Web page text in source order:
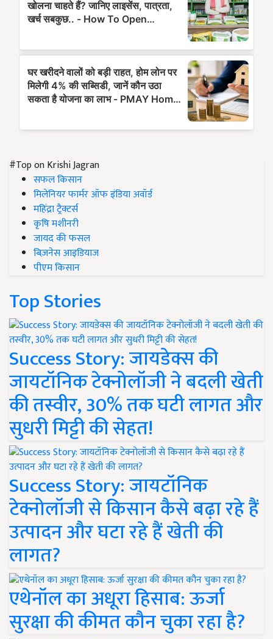
#Top on Krishi Jagran
सफल किसान
मिलेनियर फार्मर ऑफ इंडिया अवॉर्ड
महिंद्रा ट्रैक्टर्स
कृषि मशीनरी
जायद की फसल
बिज़नेस आइडियाज
पीएम किसान
Top Stories
Success Story: जायडेक्स की
जायटॉनिक टेक्नोलॉजी ने बदली खेती
की तस्वीर, 30% तक घटी लागत और
सुधरी मिट्टी की सेहत!
Success Story: जायटॉनिक
टेक्नोलॉजी से किसान कैसे बढ़ा रहे हैं
उत्पादन और घटा रहे हैं खेती की
लागत?
एथेनॉल का अधूरा हिसाब: ऊर्जा
सुरक्षा की कीमत कौन चुका रहा है?